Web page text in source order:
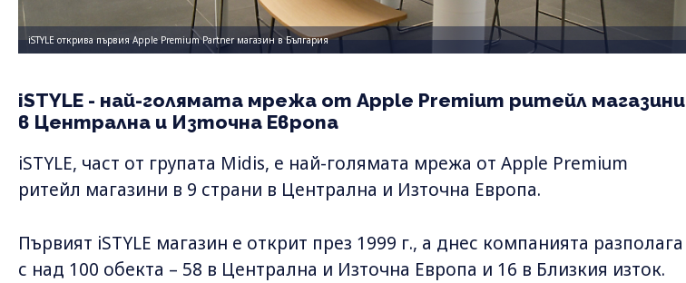
iSTYLE открива първия Apple Premium Partner магазин в България
iSTYLE - най-голямата мрежа от Apple Premium ритейл магазини
в Централна и Източна Европа
iSTYLE, част от групата Midis, е най-голямата мрежа от Apple Premium
ритейл магазини в 9 страни в Централна и Източна Европа.
Първият iSTYLE магазин е открит през 1999 г., а днес компанията разполага
с над 100 обекта – 58 в Централна и Източна Европа и 16 в Близкия изток.